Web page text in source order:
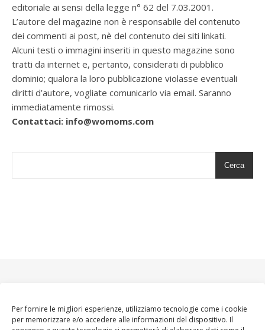
Per fornire le migliori esperienze, utilizziamo tecnologie come i cookie
per memorizzare e/o accedere alle informazioni del dispositivo. Il
editoriale ai sensi della legge n° 62 del 7.03.2001.
L’autore del magazine non è responsabile del contenuto
dei commenti ai post, nè del contenuto dei siti linkati.
Alcuni testi o immagini inseriti in questo magazine sono
tratti da internet e, pertanto, considerati di pubblico
dominio; qualora la loro pubblicazione violasse eventuali
diritti d’autore, vogliate comunicarlo via email. Saranno
immediatamente rimossi.
Contattaci: info@womoms.com
Cerca